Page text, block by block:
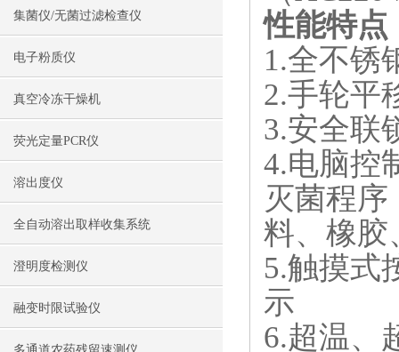
集菌仪/无菌过滤检查仪
电子粉质仪
真空冷冻干燥机
荧光定量PCR仪
溶出度仪
全自动溶出取样收集系统
澄明度检测仪
融变时限试验仪
性能特点
1.全不锈
2.手轮平
3.安全联
4.电脑控
灭菌程
料、橡胶
5.触摸式
示
6.超温、